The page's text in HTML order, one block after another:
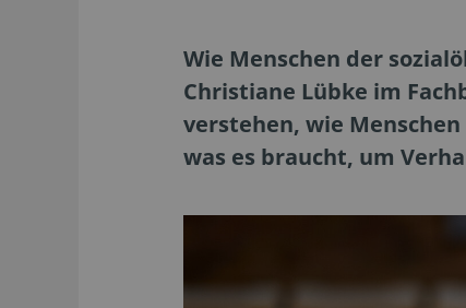
Wie Menschen der
Christiane Lübke im
verstehen, wie
was es braucht, um